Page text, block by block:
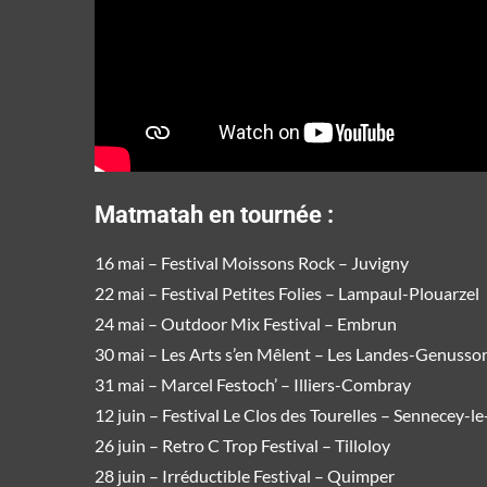
Matmatah en tournée :
16 mai – Festival Moissons Rock – Juvigny
22 mai – Festival Petites Folies – Lampaul-Plouarzel
24 mai – Outdoor Mix Festival – Embrun
30 mai – Les Arts s’en Mêlent – Les Landes-
31 mai – Marcel Festoch’ – Illiers-Combray
12 juin – Festival Le Clos des Tourelles – Sennecey-
26 juin – Retro C Trop Festival – Tilloloy
28 juin – Irréductible Festival – Quimper